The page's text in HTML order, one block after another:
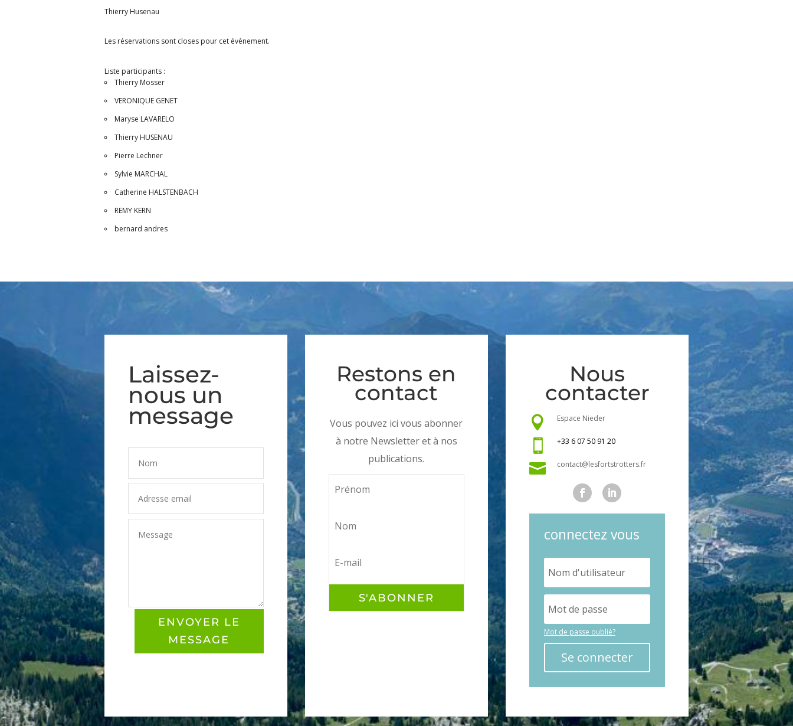
Thierry Husenau
Les réservations sont closes pour cet évènement.
Liste participants :
Thierry Mosser
VERONIQUE GENET
Maryse LAVARELO
Thierry HUSENAU
Pierre Lechner
Sylvie MARCHAL
Catherine HALSTENBACH
REMY KERN
bernard andres
Laissez-
nous un
message
ENVOYER LE
MESSAGE
Restons en
contact
Vous pouvez ici vous abonner
à notre Newsletter et à nos
publications.
S'ABONNER
Nous
contacter
 Espace Nieder
 +33 6 07 50 91 20
 contact@lesfortstrotters.fr
connectez vous
Mot de passe oublié?
Se connecter